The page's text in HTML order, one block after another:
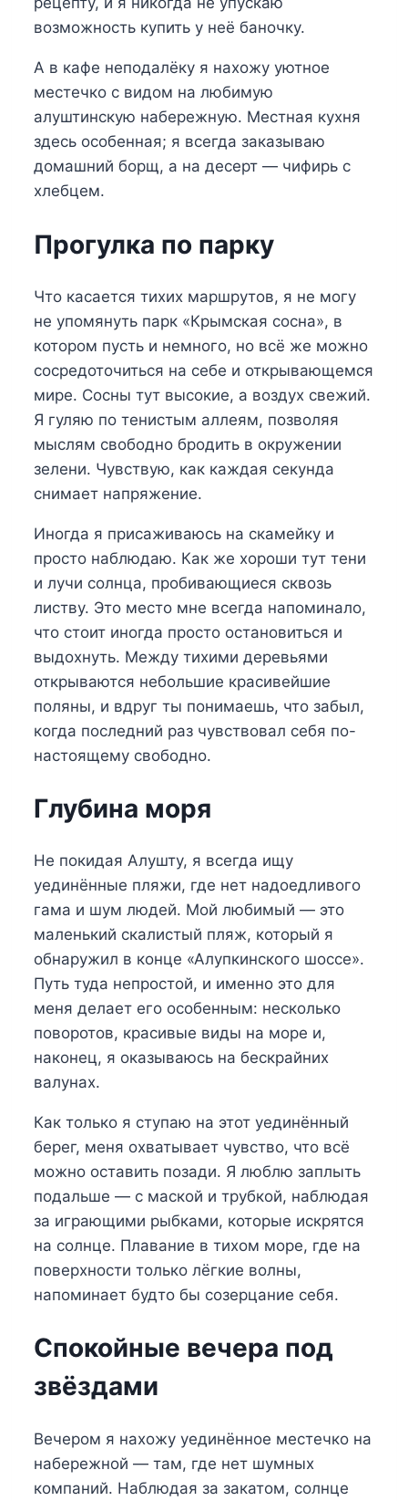
возможность купить у неё баночку.
А в кафе неподалёку я нахожу уютное
местечко с видом на любимую
алуштинскую набережную. Местная кухня
здесь особенная; я всегда заказываю
домашний борщ, а на десерт — чифирь с
хлебцем.
Прогулка по парку
Что касается тихих маршрутов, я не могу
не упомянуть парк «Крымская сосна», в
котором пусть и немного, но всё же можно
сосредоточиться на себе и открывающемся
мире. Сосны тут высокие, а воздух свежий.
Я гуляю по тенистым аллеям, позволяя
мыслям свободно бродить в окружении
зелени. Чувствую, как каждая секунда
снимает напряжение.
Иногда я присаживаюсь на скамейку и
просто наблюдаю. Как же хороши тут тени
и лучи солнца, пробивающиеся сквозь
листву. Это место мне всегда напоминало,
что стоит иногда просто остановиться и
выдохнуть. Между тихими деревьями
открываются небольшие красивейшие
поляны, и вдруг ты понимаешь, что забыл,
когда последний раз чувствовал себя по-
настоящему свободно.
Глубина моря
Не покидая Алушту, я всегда ищу
уединённые пляжи, где нет надоедливого
гама и шум людей. Мой любимый — это
маленький скалистый пляж, который я
обнаружил в конце «Алупкинского шоссе».
Путь туда непростой, и именно это для
меня делает его особенным: несколько
поворотов, красивые виды на море и,
наконец, я оказываюсь на бескрайних
валунах.
Как только я ступаю на этот уединённый
берег, меня охватывает чувство, что всё
можно оставить позади. Я люблю заплыть
подальше — с маской и трубкой, наблюдая
за играющими рыбками, которые искрятся
на солнце. Плавание в тихом море, где на
поверхности только лёгкие волны,
напоминает будто бы созерцание себя.
Спокойные вечера под
звёздами
Вечером я нахожу уединённое местечко на
набережной — там, где нет шумных
компаний. Наблюдая за закатом, солнце